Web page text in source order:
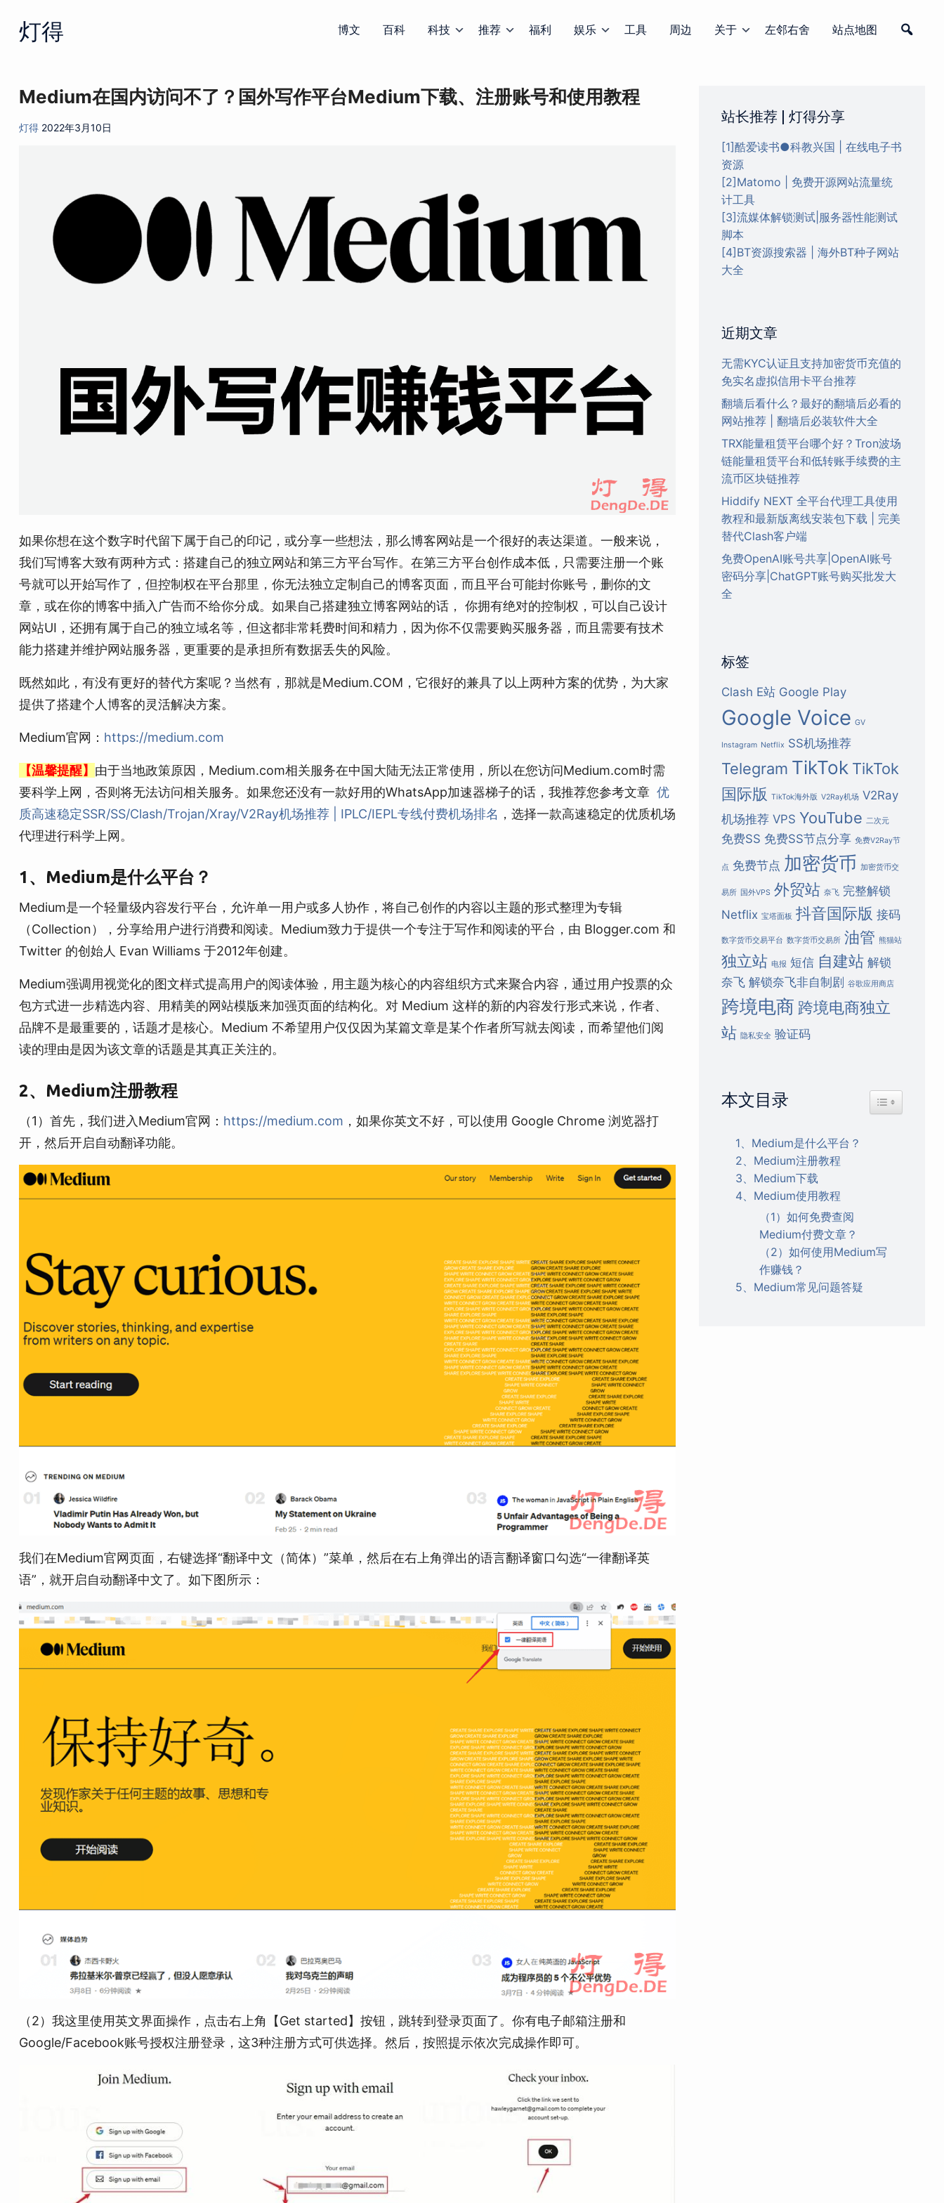
content
灯得 博文 百科 科技 推荐 福利 娱乐 工具 周边 关于 左邻右舍 站点地图
Medium在国内访问不了？国外写作平台Medium下载、注册账号和使用教程
灯得 2022年3月10日
如果你想在这个数字时代留下属于自己的印记，或分享一些想法，那么博客网站是一个很好的表达渠道。一般来说，
我们写博客大致有两种方式：搭建自己的独立网站和第三方平台写作。在第三方平台创作成本低，只需要注册一个账
号就可以开始写作了，但控制权在平台那里，你无法独立定制自己的博客页面，而且平台可能封你账号，删你的文
章，或在你的博客中插入广告而不给你分成。如果自己搭建独立博客网站的话， 你拥有绝对的控制权，可以自己设计
网站UI，还拥有属于自己的独立域名等，但这都非常耗费时间和精力，因为你不仅需要购买服务器，而且需要有技术
能力搭建并维护网站服务器，更重要的是承担所有数据丢失的风险。
既然如此，有没有更好的替代方案呢？当然有，那就是Medium.COM，它很好的兼具了以上两种方案的优势，为大家
提供了搭建个人博客的灵活解决方案。
Medium官网： https://medium.com
【温馨提醒】 由于当地政策原因，Medium.com相关服务在中国大陆无法正常使用，所以在您访问Medium.com时需
要科学上网，否则将无法访问相关服务。如果您还没有一款好用的WhatsApp加速器梯子的话，我推荐您参考文章 优
质高速稳定SSR/SS/Clash/Trojan/Xray/V2Ray机场推荐 | IPLC/IEPL专线付费机场排名 ，选择一款高速稳定的优质机场
代理进行科学上网。
1、Medium是什么平台？
Medium是一个轻量级内容发行平台，允许单一用户或多人协作，将自己创作的内容以主题的形式整理为专辑
（Collection），分享给用户进行消费和阅读。Medium致力于提供一个专注于写作和阅读的平台，由 Blogger.com 和
Twitter 的创始人 Evan Williams 于2012年创建。
Medium强调用视觉化的图文样式提高用户的阅读体验，用主题为核心的内容组织方式来聚合内容，通过用户投票的众
包方式进一步精选内容、用精美的网站模版来加强页面的结构化。对 Medium 这样的新的内容发行形式来说，作者、
品牌不是最重要的，话题才是核心。Medium 不希望用户仅仅因为某篇文章是某个作者所写就去阅读，而希望他们阅
读的理由是因为该文章的话题是其真正关注的。
2、Medium注册教程
（1）首先，我们进入Medium官网： https://medium.com ，如果你英文不好，可以使用 Google Chrome 浏览器打
开，然后开启自动翻译功能。
我们在Medium官网页面，右键选择“翻译中文（简体）”菜单，然后在右上角弹出的语言翻译窗口勾选“一律翻译英
语”，就开启自动翻译中文了。如下图所示：
（2）我这里使用英文界面操作，点击右上角【Get started】按钮，跳转到登录页面了。你有电子邮箱注册和
Google/Facebook账号授权注册登录，这3种注册方式可供选择。然后，按照提示依次完成操作即可。
站长推荐 | 灯得分享
[1]酷爱读书●科教兴国 | 在线电子书
资源
[2]Matomo | 免费开源网站流量统
计工具
[3]流媒体解锁测试|服务器性能测试
脚本
[4]BT资源搜索器 | 海外BT种子网站
大全
近期文章
无需KYC认证且支持加密货币充值的
免实名虚拟信用卡平台推荐
翻墙后看什么？最好的翻墙后必看的
网站推荐 | 翻墙后必装软件大全
TRX能量租赁平台哪个好？Tron波场
链能量租赁平台和低转账手续费的主
流币区块链推荐
Hiddify NEXT 全平台代理工具使用
教程和最新版离线安装包下载 | 完美
替代Clash客户端
免费OpenAI账号共享|OpenAI账号
密码分享|ChatGPT账号购买批发大
全
标签
Clash E站 Google Play
Google Voice GV
Instagram Netflix SS机场推荐
Telegram TikTok TikTok
国际版 TikTok海外版 V2Ray机场 V2Ray
机场推荐 VPS YouTube 二次元
免费SS 免费SS节点分享 免费V2Ray节
点 免费节点 加密货币 加密货币交
易所 国外VPS 外贸站 奈飞 完整解锁
Netflix 宝塔面板 抖音国际版 接码
数字货币交易平台 数字货币交易所 油管 熊猫站
独立站 电报 短信 自建站 解锁
奈飞 解锁奈飞非自制剧 谷歌应用商店
跨境电商 跨境电商独立
站 隐私安全 验证码
本文目录 Toggle Table
1、Medium是什么平台？
2、Medium注册教程
3、Medium下载
4、Medium使用教程
（1）如何免费查阅
Medium付费文章？
（2）如何使用Medium写
作赚钱？
5、Medium常见问题答疑